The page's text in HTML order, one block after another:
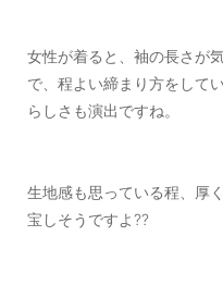
女性が着ると、袖の長さが
で、程よい締まり方をして
らしさも演出ですね。
生地感も思っている程、厚
宝しそうですよ??